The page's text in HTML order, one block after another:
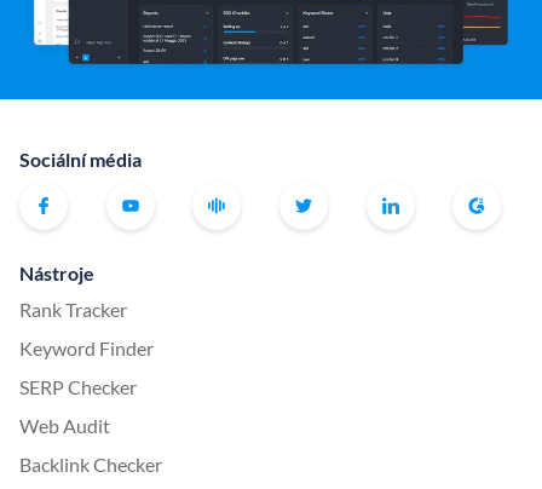
Sociální média
Nástroje
Rank Tracker
Keyword Finder
SERP Checker
Web Audit
Backlink Checker